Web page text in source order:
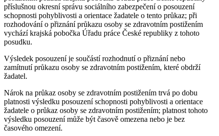
příslušnou okresní správu sociálního zabezpečení o posouzení
schopnosti pohyblivosti a orientace žadatele o tento průkaz; při
rozhodování o přiznání průkazu osoby se zdravotním postižením
vychází krajská pobočka Úřadu práce České republiky z tohoto
posudku.
Výsledek posouzení je součástí rozhodnutí o přiznání nebo
zamítnutí průkazu osoby se zdravotním postižením, které obdrží
žadatel.
Nárok na průkaz osoby se zdravotním postižením trvá po dobu
platnosti výsledku posouzení schopnosti pohyblivosti a orientace
žadatele o průkaz osoby se zdravotním postižením; platnost tohoto
výsledku posouzení může být časově omezena nebo je bez
časového omezení.